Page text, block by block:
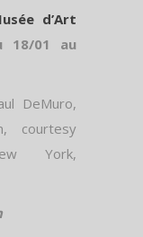
d’Art
18/01 au
DeMuro,
courtesy
York,